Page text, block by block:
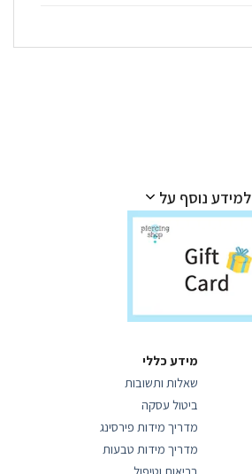
למידע נוסף על
מידע כללי
שאלות ותשובות
ביטול עסקה
מדריך מידות פירסינג
מדריך מידות טבעות
בריאות וטיפול